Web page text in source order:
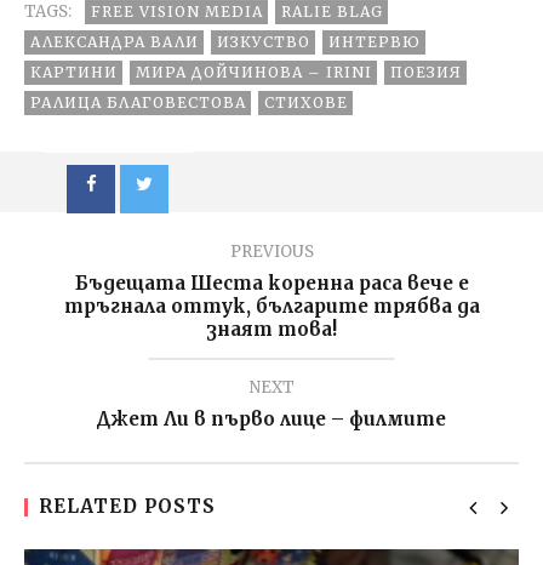
когато го
четеш, то
просто да се
лее
TAGS: FREE VISION MEDIA
RALIE BLAG
АЛЕКСАНДРА ВАЛИ
ИЗКУСТВО
ИНТЕРВЮ
КАРТИНИ
МИРА ДОЙЧИНОВА – IRINI
ПОЕЗИЯ
РАЛИЦА БЛАГОВЕСТОВА
СТИХОВЕ
PREVIOUS
Бъдещата Шеста коренна раса вече е
тръгнала оттук, българите трябва да
знаят това!
NEXT
Джет Ли в първо лице – филмите
RELATED POSTS